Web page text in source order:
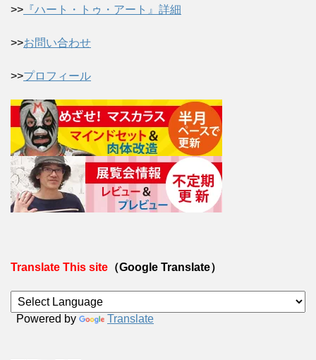
>> 『ハート・トゥ・アート』詳細
>>お問い合わせ
>>プロフィール
Translate This site （Google Translate）
Powered by Translate